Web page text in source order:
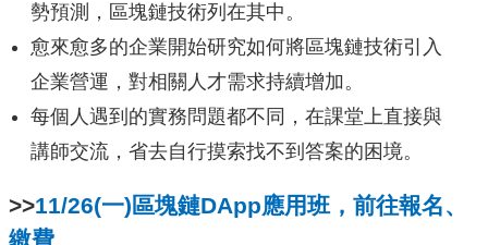
勢預測，區塊鏈技術列在其中。
愈來愈多的企業開始研究如何將區塊鏈技術引入
企業營運，對相關人才需求持續增加。
每個人遇到的實務問題都不同，在課堂上直接與
講師交流，省去自行摸索找不到答案的困境。
>>11/26(一)區塊鏈DApp應用班，前往報名、
繳費